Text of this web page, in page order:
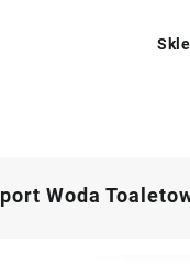
Woda